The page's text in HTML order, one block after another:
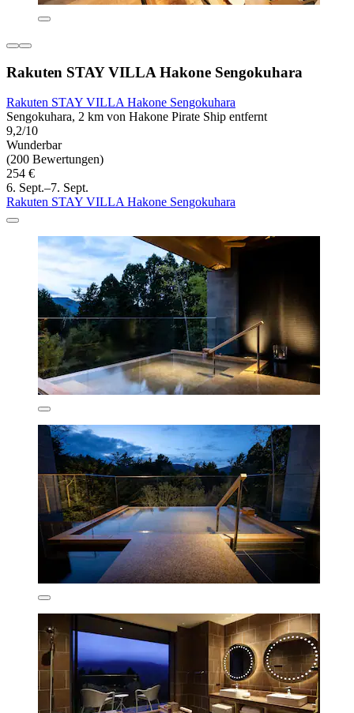
Rakuten STAY VILLA Hakone Sengokuhara
Rakuten STAY VILLA Hakone Sengokuhara
Sengokuhara, 2 km von Hakone Pirate Ship entfernt
9,2/10
Wunderbar
(200 Bewertungen)
254 €
6. Sept.–7. Sept.
Rakuten STAY VILLA Hakone Sengokuhara